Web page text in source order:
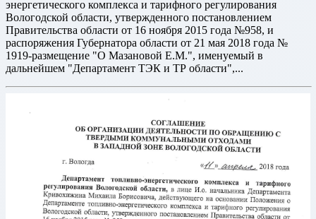
энергетического комплекса и тарифного регулирования
Вологодской области, утвержденного постановлением
Правительства области от 16 ноября 2015 года №958, и
распоряжения Губернатора области от 21 мая 2018 года №
1919-размещение "О Мазановой Е.М.", именуемый в
дальнейшем "Департамент ТЭК и ТР области",...